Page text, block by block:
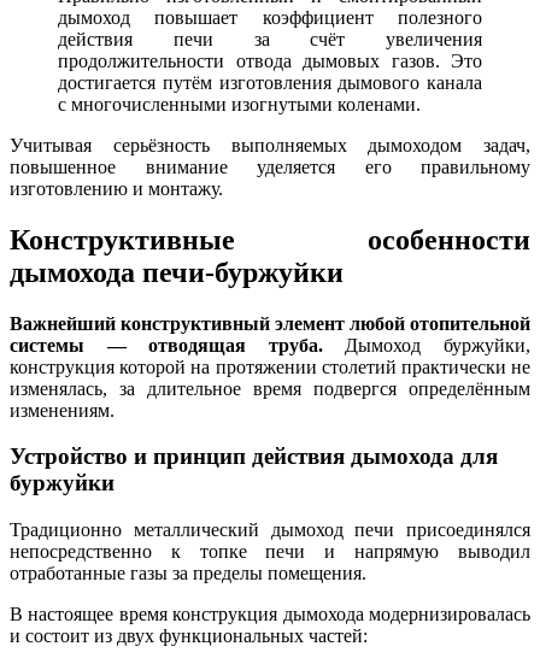
дымоход повышает коэффициент полезного
действия печи за счёт увеличения
продолжительности отвода дымовых газов. Это
достигается путём изготовления дымового канала
с многочисленными изогнутыми коленами.
Учитывая серьёзность выполняемых дымоходом задач,
повышенное внимание уделяется его правильному
изготовлению и монтажу.
Конструктивные особенности
дымохода печи-буржуйки
Важнейший конструктивный элемент любой отопительной
системы — отводящая труба.Дымоход буржуйки,
конструкция которой на протяжении столетий практически не
изменялась, за длительное время подвергся определённым
изменениям.
Устройство и принцип действия дымохода для
буржуйки
Традиционно металлический дымоход печи присоединялся
непосредственно к топке печи и напрямую выводил
отработанные газы за пределы помещения.
В настоящее время конструкция дымохода модернизировалась
и состоит из двух функциональных частей: